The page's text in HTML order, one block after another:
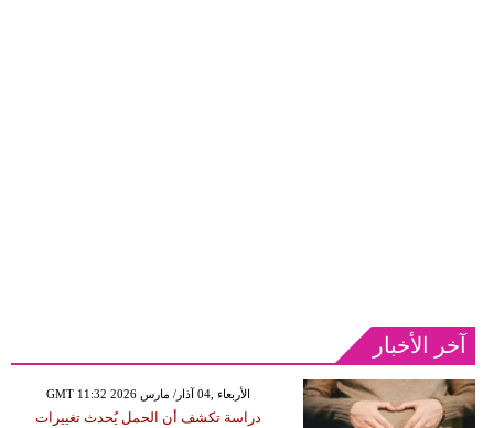
آخر الأخبار
GMT 11:32 2026 الأربعاء ,04 آذار/ مارس
دراسة تكشف أن الحمل يُحدث تغييرات